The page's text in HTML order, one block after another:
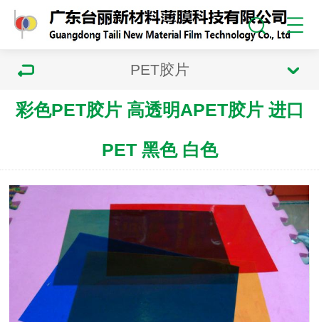
PET胶片
彩色PET胶片 高透明APET胶片 进口
PET 黑色 白色